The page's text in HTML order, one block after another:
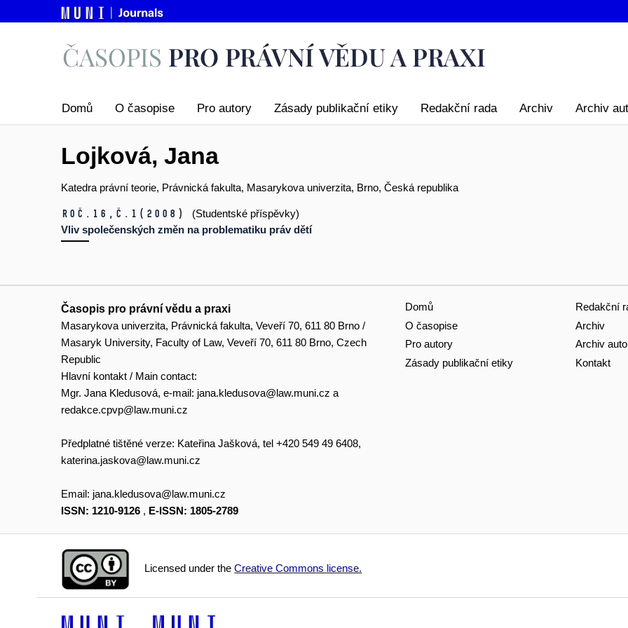
Domů O časopise Pro autory Zásady publikační etiky Redakční rada Archiv Archiv
Lojková, Jana
Katedra právní teorie, Právnická fakulta, Masarykova univerzita, Brno, Česká republika
Roč.16, č.1 (2008)
(Studentské příspěvky)
Vliv společenských změn na problematiku práv dětí
Časopis pro právní vědu a praxi
Masarykova univerzita, Právnická fakulta, Veveří 70, 611 80 Brno /
Masaryk University, Faculty of Law, Veveří 70, 611 80 Brno, Czech
Republic
Hlavní kontakt / Main contact:
Mgr. Jana Kledusová, e-mail: jana.kledusova@law.muni.cz a
redakce.cpvp@law.muni.cz
Předplatné tištěné verze: Kateřina Jašková, tel +420 549 49 6408,
katerina.jaskova@law.muni.cz
Email: jana.kledusova@law.muni.cz
ISSN: 1210-9126 , E-ISSN: 1805-2789
Domů
O časopise
Pro autory
Zásady publikační etiky
Redakční
Archiv
Archiv
Kontakt
Licensed under theCreative Commons license.